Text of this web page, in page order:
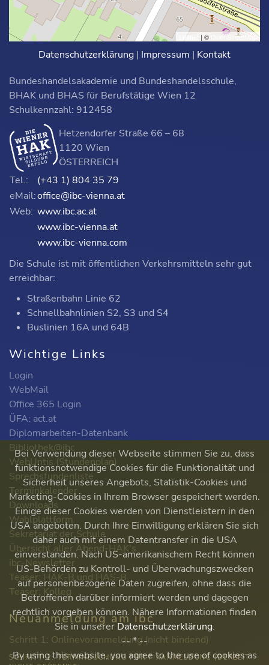
Leaflet | © OpenStreetMap
Datenschutzerklärung | Impressum | Kontakt
Bundeshandelsakademie und Bundeshandelsschule,
BHAK und BHAS für Berufstätige Wien 12
Schulkennzahl: 912458
Hetzendorfer Straße 66 – 68
1120 Wien
ÖSTERREICH
Tel.:
(+43 1) 804 35 79
eMail:office@ibc-vienna.at
Web: www.ibc.ac.at
www.ibc-vienna.at
www.ibc-vienna.com
Die Schule ist mit öffentlichen Verkehrsmitteln sehr gut
erreichbar:
Straßenbahn Linie 62
Schnellbahnlinien S2, S3 und S4
Buslinien 16A und 64B
Wichtige Links
Login
WebMail
Office 365 Login
ÜFA: act.at
Diplomarbeiten-Datenbank
Bibliothek@ibc
WebUntis (Stundenplan)
Sprechstundenliste
Terminkalender
Downloads
Wahlplattform
Sekretariat der Schule
Übersicht aller Abend-HAK's
ibc-Newsletter
Teaser: HAK-B und HAS-B
Teaser: Kolleg
Neuanmeldung am ibc
Schritt 1: Onlinevoranmeldung (nicht bindend)
SCHRITT 2: TERMINBUCHUNG FÜR FIXANMELDUNG (DERZEIT
Bei Verwendung dieser Webseite stimmen Sie zu, dass
funktionsnotwendige Cookies für die Funktionalität und
Sicherheit unseres Angebots, Statistik-Cookies und
Marketing-Cookies in Ihrem Browser gespeichert werden.
Einige dieser Cookies werden von Dienstleistern in den
USA angeboten. Durch Ihre Einwilligung erklären Sie sich
daher auch mit einem Datentransfer in die USA
einverstanden. Nach US-amerikanischem Recht können
US-Behörden zu Kontroll- und Überwachungszwecken
auf personenbezogene Daten zugreifen, ohne dass die
Betroffenen darüber informiert werden und dagegen
rechtlich vorgehen können. Nähere Informationen finden
Sie in unsererDatenschutzerklärung.
-- * --
By using this website, you agree to the use of cookies as